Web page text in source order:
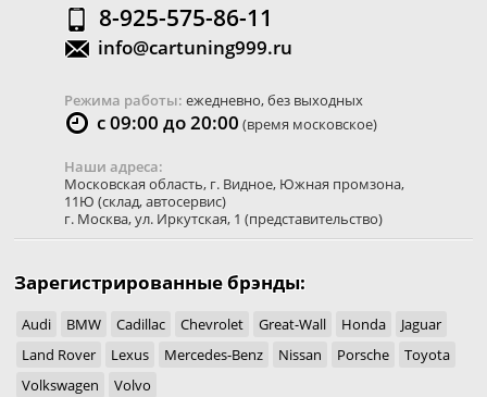
8-925-575-86-11
info@cartuning999.ru
Режима работы: ежедневно, без выходных
с 09:00 до 20:00 (время московское)
Наши адреса:
Московская область, г. Видное, Южная промзона,
11Ю (склад, автосервис)
г. Москва,ул. Иркутская, 1 (представительство)
Зарегистрированные брэнды:
Audi BMW Cadillac Chevrolet Great-Wall Honda
Jaguar
Land Rover
Lexus Mercedes-Benz Nissan Porsche
Toyota
Volkswagen
Volvo